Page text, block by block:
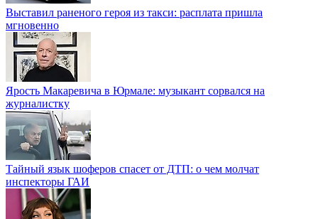
Выставил раненого героя из такси: расплата пришла
мгновенно
Ярость Макаревича в Юрмале: музыкант сорвался на
журналистку
Тайный язык шоферов спасет от ДТП: о чем молчат
инспекторы ГАИ